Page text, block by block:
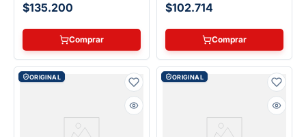
$135.200
Comprar
$102.714
Comprar
ORIGINAL ORIGINAL